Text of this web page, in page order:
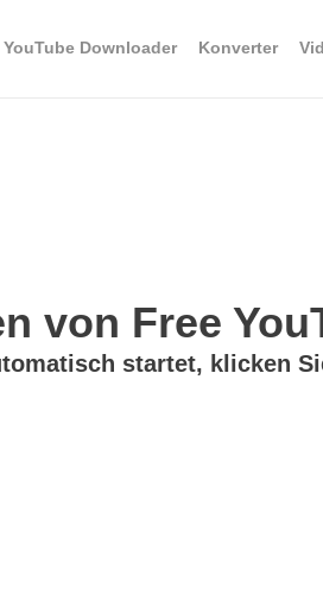
YouTube Downloader Konverter
von Free
startet, klicken